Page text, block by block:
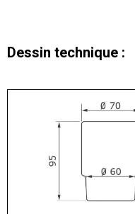
Dessin technique :